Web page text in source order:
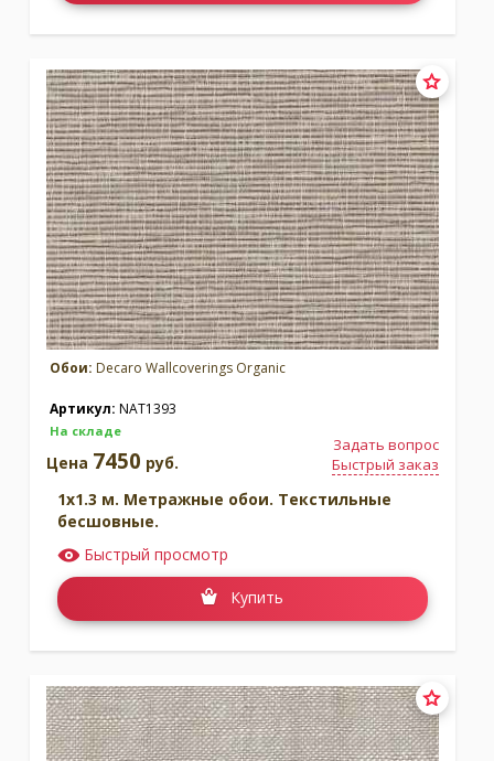
Обои: Decaro Wallcoverings Organic
Артикул: NAT1393
На складе
Задать вопрос
Быстрый заказ
Цена 7450 руб.
1x1.3 м. Метражные обои. Текстильные
бесшовные.
Быстрый просмотр
Купить